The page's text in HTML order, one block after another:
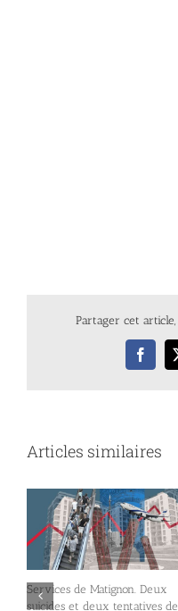
Partager cet
Articles similaires
Services de Matignon. Deux
suicides et deux tentatives de